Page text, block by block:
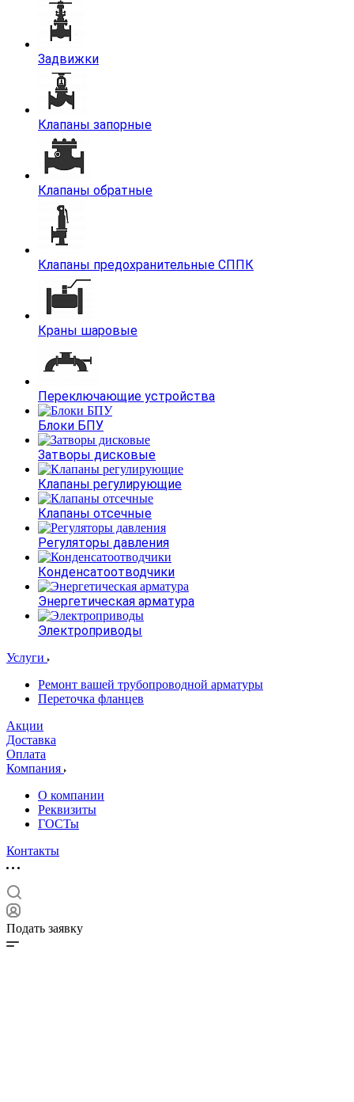
Задвижки
Клапаны запорные
Клапаны обратные
Клапаны предохранительные СППК
Краны шаровые
Переключающие устройства
Блоки БПУ
Затворы дисковые
Клапаны регулирующие
Клапаны отсечные
Регуляторы давления
Конденсатоотводчики
Энергетическая арматура
Электроприводы
Услуги
Ремонт вашей трубопроводной арматуры
Переточка фланцев
Акции
Доставка
Оплата
Компания
О компании
Реквизиты
ГОСТы
Контакты
Подать заявку